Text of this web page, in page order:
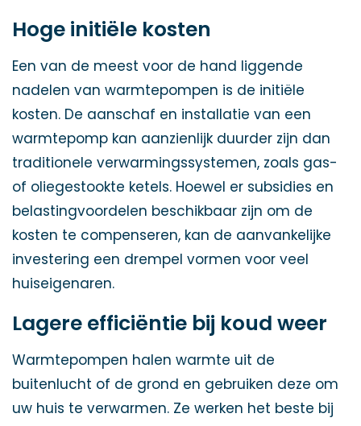
Hoge initiële kosten
Een van de meest voor de hand liggende
nadelen van warmtepompen is de initiële
kosten. De aanschaf en installatie van een
warmtepomp kan aanzienlijk duurder zijn dan
traditionele verwarmingssystemen, zoals gas-
of oliegestookte ketels. Hoewel er subsidies en
belastingvoordelen beschikbaar zijn om de
kosten te compenseren, kan de aanvankelijke
investering een drempel vormen voor veel
huiseigenaren.
Lagere efficiëntie bij koud weer
Warmtepompen halen warmte uit de
buitenlucht of de grond en gebruiken deze om
uw huis te verwarmen. Ze werken het beste bij